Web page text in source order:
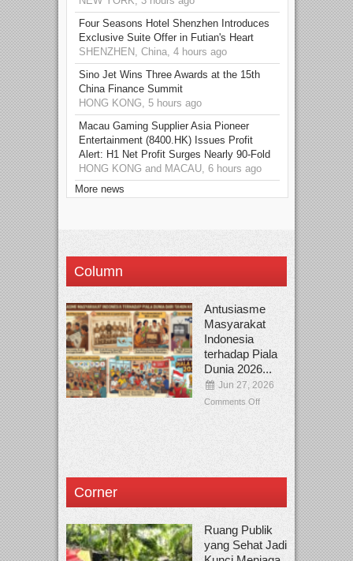
Four Seasons Hotel Shenzhen Introduces
Exclusive Suite Offer in Futian's Heart
SHENZHEN, China, 4 hours ago
Sino Jet Wins Three Awards at the 15th
China Finance Summit
HONG KONG, 5 hours ago
Macau Gaming Supplier Asia Pioneer
Entertainment (8400.HK) Issues Profit
Alert: H1 Net Profit Surges Nearly 90-Fold
HONG KONG and MACAU, 6 hours ago
More news
Column
Antusiasme
Masyarakat
Indonesia
terhadap Piala
Dunia 2026...
Jun 27, 2026
Comments Off
Corner
Ruang Publik
yang Sehat Jadi